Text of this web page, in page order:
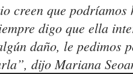
creen que
digo que ella
daño, le pedimos
dijo Mariana